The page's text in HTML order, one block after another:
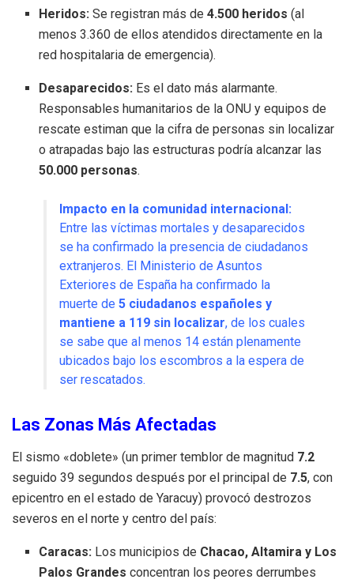
Heridos: Se registran más de4.500 heridos (al
menos 3.360 de ellos atendidos directamente en la
red hospitalaria de emergencia).
Desaparecidos: Es el dato más alarmante.
Responsables humanitarios de la ONU y equipos de
rescate estiman que la cifra de personas sin localizar
o atrapadas bajo las estructuras podría alcanzar las
50.000 personas.
Impacto en la comunidad internacional:
Entre las víctimas mortales y desaparecidos
se ha confirmado la presencia de ciudadanos
extranjeros. El Ministerio de Asuntos
Exteriores de España ha confirmado la
muerte de 5 ciudadanos españoles y
mantiene a 119 sin localizar, de los cuales
se sabe que al menos 14 están plenamente
ubicados bajo los escombros a la espera de
ser rescatados.
Las Zonas Más Afectadas
El sismo «doblete» (un primer temblor de magnitud 7.2
seguido 39 segundos después por el principal de 7.5, con
epicentro en el estado de Yaracuy) provocó destrozos
severos en el norte y centro del país:
Caracas: Los municipios de Chacao, Altamira y Los
Palos Grandes concentran los peores derrumbes